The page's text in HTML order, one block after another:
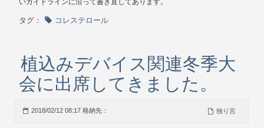
いガイドラインに沿って書き直してあります。
タグ： コレステロール
植込みデバイス関連冬季大
会に出席してきました。
2018/02/12 08:17 格納先： 独り言